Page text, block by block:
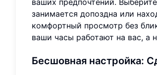
занимается допоздна или
комфортный просмотр без
ваши часы работают на вас, а
Бесшовная настройка: